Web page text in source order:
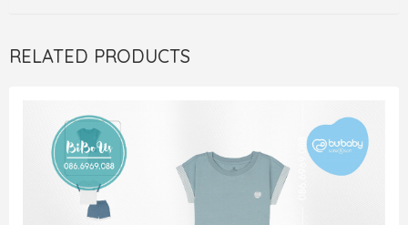
RELATED PRODUCTS